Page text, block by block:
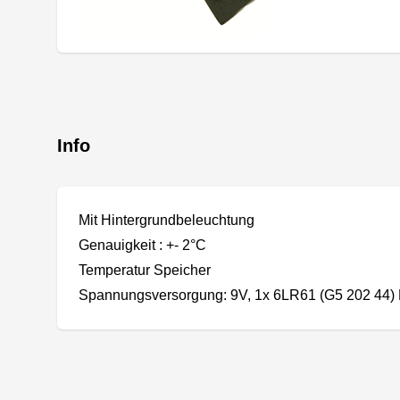
Info
Mit Hintergrundbeleuchtung
Genauigkeit : +- 2°C
Temperatur Speicher
Spannungsversorgung: 9V, 1x 6LR61 (G5 202 44)